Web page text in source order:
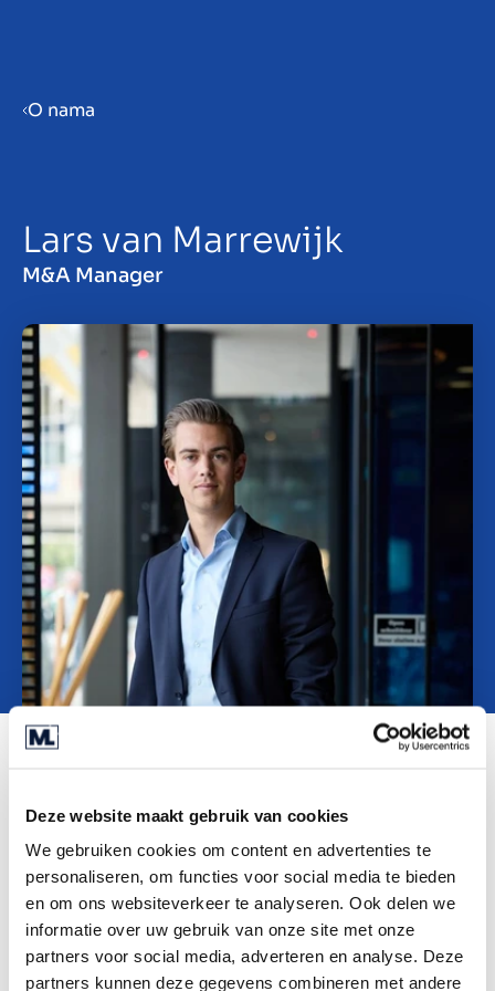
Deze website maakt gebruik van cookies
We gebruiken cookies om content en advertenties te
personaliseren, om functies voor social media te bieden
en om ons websiteverkeer te analyseren. Ook delen we
informatie over uw gebruik van onze site met onze
partners voor social media, adverteren en analyse. Deze
partners kunnen deze gegevens combineren met andere
Sell your business
Beleggen
Insights
O nama
Contact
SR
O nama
Lars van Marrewijk
M&A Manager
LinkedIn